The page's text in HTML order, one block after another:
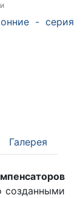
- серия
Галерея
созданными